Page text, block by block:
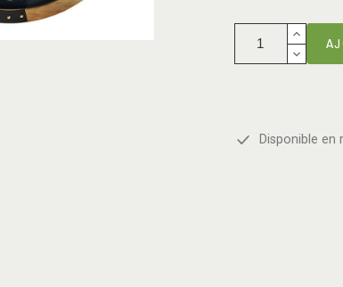
Disponible en